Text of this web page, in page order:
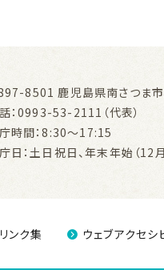
8501鹿児島県南さつま
：0993-53-2111（代表）
時間：8:30～17:15
日：土日祝日、年末年始（12
リンク集 ウェブアクセシ